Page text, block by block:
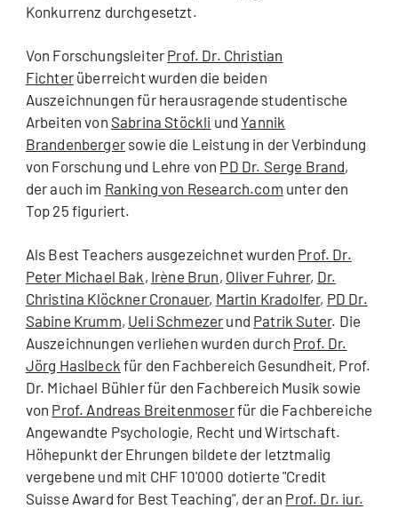
Konkurrenz durchgesetzt.
Von Forschungsleiter Prof. Dr. Christian
Fichterüberreicht wurden die beiden
Auszeichnungen für herausragende studentische
Arbeiten von Sabrina Stöckli undYannik
Brandenbergersowie die Leistung in der Verbindung
von Forschung und Lehre von PD Dr. Serge Brand,
der auch im Ranking von Research.com unter den
Top 25 figuriert.
Als Best Teachers ausgezeichnet wurden Prof. Dr.
Peter Michael Bak, Irène Brun, Oliver Fuhrer, Dr.
Christina Klöckner Cronauer, Martin Kradolfer, PD Dr.
Sabine Krumm, Ueli Schmezer und Patrik Suter. Die
Auszeichnungen verliehen wurden durch Prof. Dr.
Jörg Haslbeck für den Fachbereich Gesundheit, Prof.
Dr. Michael Bühler für den Fachbereich Musik sowie
von Prof. Andreas Breitenmoserfür die Fachbereiche
Angewandte Psychologie, Recht und Wirtschaft.
Höhepunkt der Ehrungen bildete der letztmalig
vergebene und mit CHF 10'000 dotierte "Credit
Suisse Award for Best Teaching", der an Prof. Dr. iur.